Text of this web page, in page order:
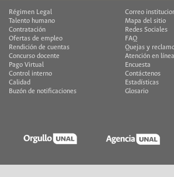
Régimen Legal
Talento humano
Contratación
Ofertas de empleo
Rendición de cuentas
Concurso docente
Pago Virtual
Control interno
Calidad
Buzón de notificaciones
Correo
Mapa del sitio
Redes Sociales
FAQ
Quejas y
Atención en línea
Encuesta
Contáctenos
Estadísticas
Glosario